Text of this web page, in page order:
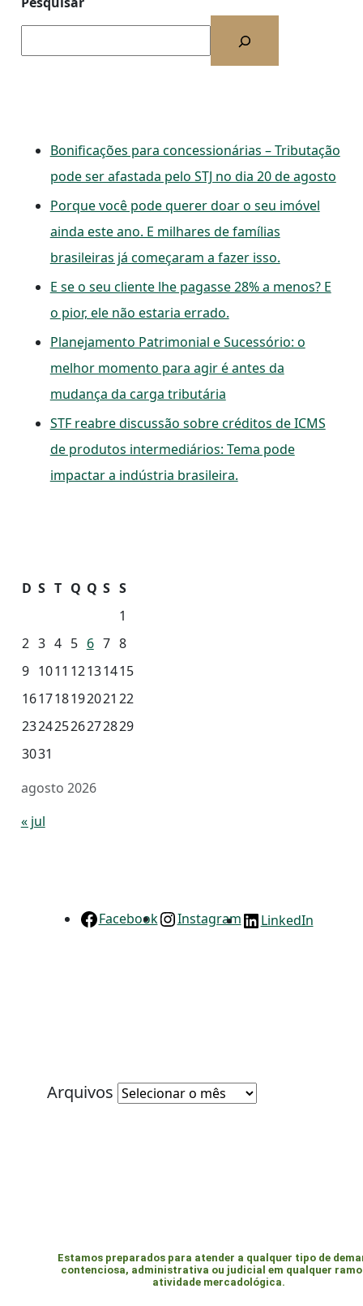
Bonificações para concessionárias – Tributação
pode ser afastada pelo STJ no dia 20 de agosto
Porque você pode querer doar o seu imóvel
ainda este ano. E milhares de famílias
brasileiras já começaram a fazer isso.
E se o seu cliente lhe pagasse 28% a menos? E
o pior, ele não estaria errado.
Planejamento Patrimonial e Sucessório: o
melhor momento para agir é antes da
mudança da carga tributária
STF reabre discussão sobre créditos de ICMS
de produtos intermediários: Tema pode
impactar a indústria brasileira.
agosto 2026
D S T Q Q S S
1
2 3 4 5 6 7 8
9 1011 12131415
161718192021 22
23242526272829
3031
« jul
Facebook Instagram LinkedIn
Arquivos
Estamos preparados para atender a qualquer tipo de
contenciosa, administrativa ou judicial em qualquer ramo
atividade mercadológica.